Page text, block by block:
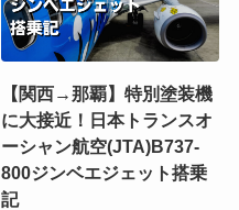
【関西→那覇】特別塗装機
に大接近！日本トランスオ
ーシャン航空(JTA)B737-
800ジンベエジェット搭乗
記